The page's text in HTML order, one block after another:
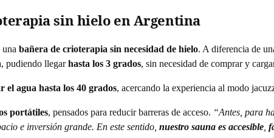
sin hielo en Argentina
bañera de crioterapia sin necesidad de hielo. A diferencia de
pudiendo llegarhasta los 3 grados, sin necesidad de comprar y
el agua hasta los 40 grados, acercando la experiencia al modo
portátiles, pensados para reducir barreras de acceso. “Antes, para
e inversión grande. En este sentido, nuestro sauna es accesible